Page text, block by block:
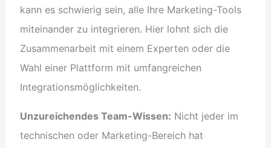
kann es schwierig sein, alle Ihre Marketing-Tools
miteinander zu integrieren. Hier lohnt sich die
Zusammenarbeit mit einem Experten oder die
Wahl einer Plattform mit umfangreichen
Integrationsmöglichkeiten.
Unzureichendes Team-Wissen: Nicht jeder im
technischen oder Marketing-Bereich hat